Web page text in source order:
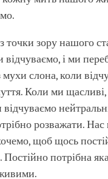
точки зору нашого
і ми
слона, коли
Коли ми
розважати. Нас
щоб щось
потрібна